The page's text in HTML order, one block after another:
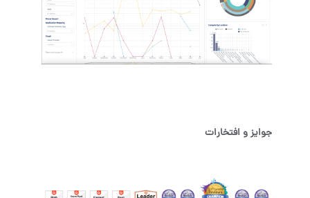
جوایز و افتخارات